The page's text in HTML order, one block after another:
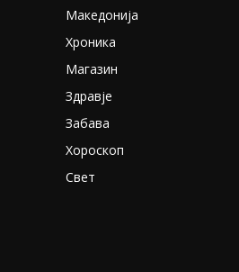
Македонија
Хроника
Магазин
Здравје
Забава
Хороскоп
Свет